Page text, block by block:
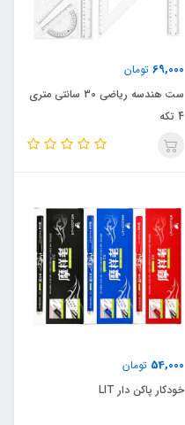
69,000 تومان
ست هندسه ریاضی 30 سانتی متری
4 تکه
54,000 تومان
خودکار پاکن دار LIT